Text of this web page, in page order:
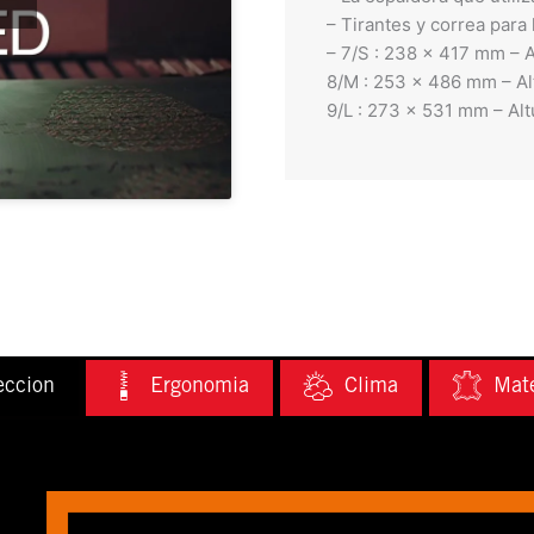
– Tirantes y correa
– 7/S : 238 x 417 mm –
8/M : 253 x 486 mm –
9/L : 273 x 531 mm –
Ergonomia Clima